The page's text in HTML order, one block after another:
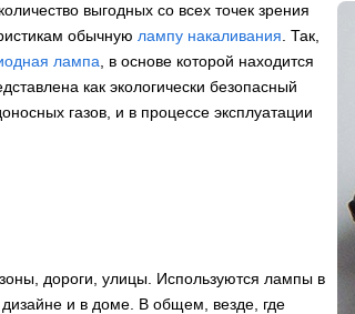
выгодных со всех точек зрения
обычную лампу накаливания . Так,
лампа , в основе которой находится
как экологически безопасный
газов, и в процессе эксплуатации
дороги, улицы. Используются лампы в
дизайне и в доме. В общем, везде, где